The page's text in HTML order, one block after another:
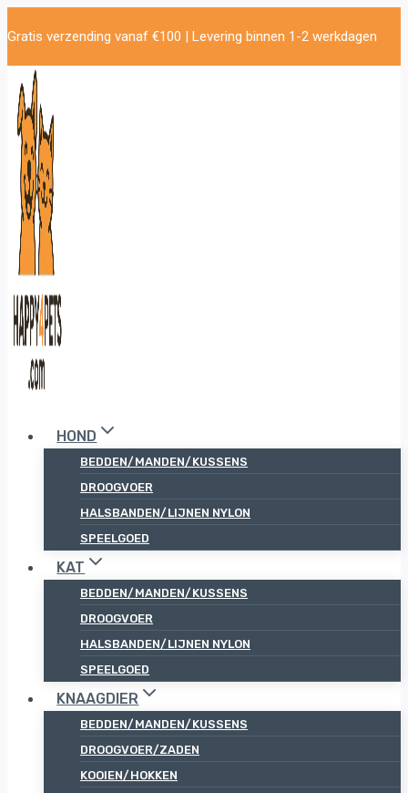
naar
inhoud
Gratis verzending vanaf €100 | Levering binnen 1-2 werkdagen
HOND
BEDDEN/MANDEN/KUSSENS
DROOGVOER
HALSBANDEN/LIJNEN NYLON
SPEELGOED
KAT
BEDDEN/MANDEN/KUSSENS
DROOGVOER
HALSBANDEN/LIJNEN NYLON
SPEELGOED
KNAAGDIER
BEDDEN/MANDEN/KUSSENS
DROOGVOER/ZADEN
KOOIEN/HOKKEN